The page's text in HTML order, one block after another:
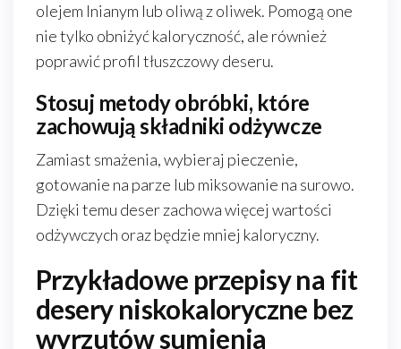
olejem lnianym lub oliwą z oliwek. Pomogą one
nie tylko obniżyć kaloryczność, ale również
poprawić profil tłuszczowy deseru.
Stosuj metody obróbki, które
zachowują składniki odżywcze
Zamiast smażenia, wybieraj pieczenie,
gotowanie na parze lub miksowanie na surowo.
Dzięki temu deser zachowa więcej wartości
odżywczych oraz będzie mniej kaloryczny.
Przykładowe przepisy na fit
desery niskokaloryczne bez
wyrzutów sumienia